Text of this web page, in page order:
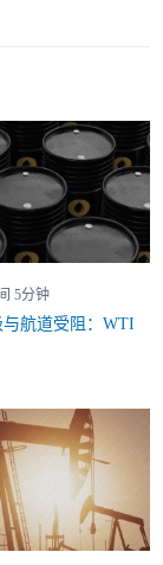
5分钟
航道受阻：WTI